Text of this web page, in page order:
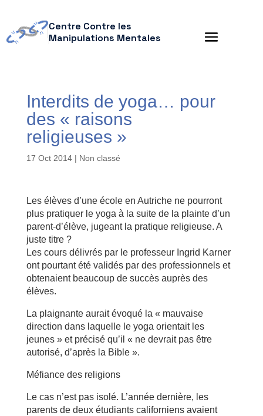
Centre Contre les
Manipulations Mentales
Interdits de yoga… pour
des « raisons
religieuses »
17 Oct 2014| Non classé
Les élèves d’une école en Autriche ne pourront
plus pratiquer le yoga à la suite de la plainte d’un
parent-d’élève, jugeant la pratique religieuse. A
juste titre ?
Les cours délivrés par le professeur Ingrid Karner
ont pourtant été validés par des professionnels et
obtenaient beaucoup de succès auprès des
élèves.
La plaignante aurait évoqué la « mauvaise
direction dans laquelle le yoga orientait les
jeunes » et précisé qu’il « ne devrait pas être
autorisé, d’après la Bible ».
Méfiance des religions
Le cas n’est pas isolé. L’année dernière, les
parents de deux étudiants californiens avaient